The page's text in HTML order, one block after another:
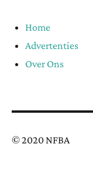
Home
Advertenties
Over Ons
© 2020 NFBA